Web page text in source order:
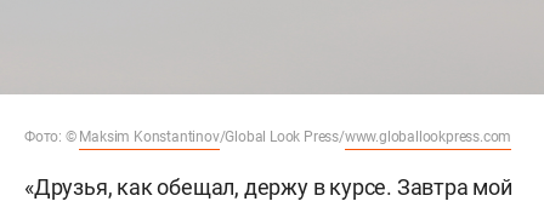
Фото: © Maksim Konstantinov/Global Look Press/www.globallookpress.com
«Друзья, как обещал, держу в курсе. Завтра мой